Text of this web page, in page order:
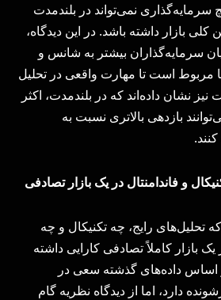
سرمایه‌گذاری نمی‌تواند در بلندمدت
کلی بازار داشته باشد. در این دیدگاه،
سرمایه‌گذاران بیشتر به شانس و
مربوط است تا مهارت واقعی در تحلیل
نیز نشان داده‌اند که در بلندمدت، اکثر
بازدهی بالاتری نسبت به
و فاندامنتال در یک بازار تصادفی
تحلیل‌های رایج، چه تکنیکال و چه
یک بازار کاملاً تصادفی کارایی داشته
اساس داده‌های گذشته سعی در
دارد، اما از دیدگاه نظریه گام